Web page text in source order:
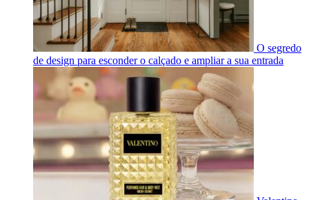
O segredo
de design para esconder o calçado e ampliar a sua entrada